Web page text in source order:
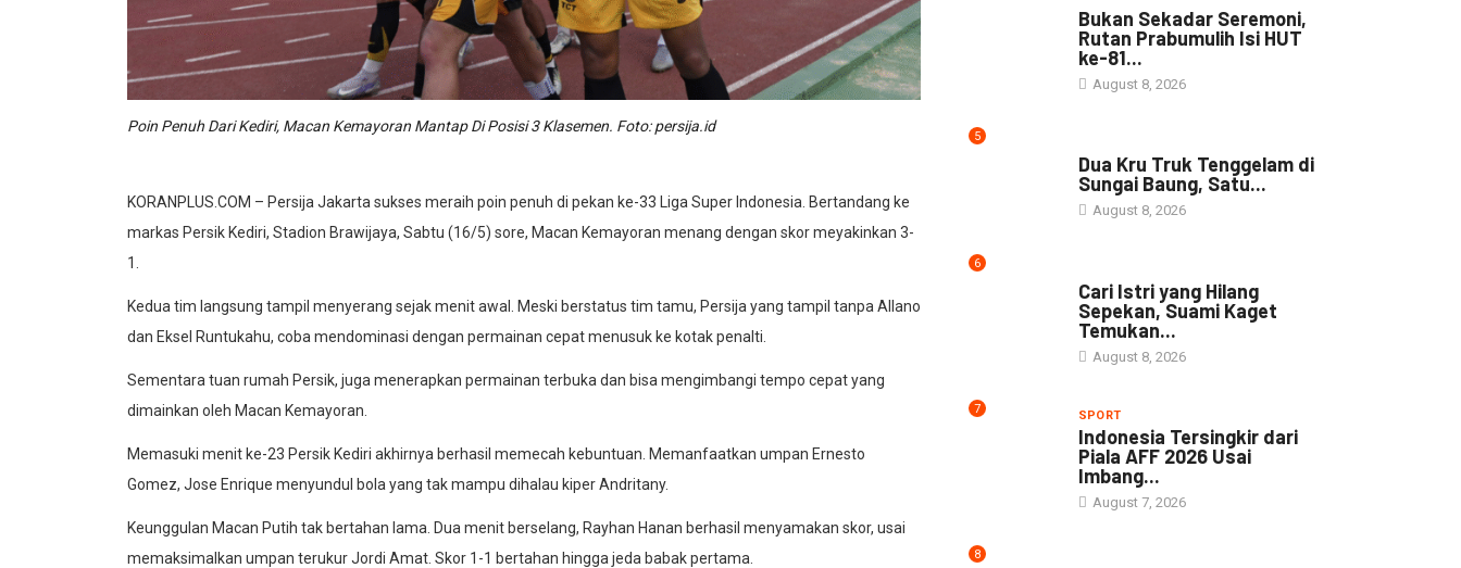
Poin Penuh Dari Kediri, Macan Kemayoran Mantap Di Posisi 3 Klasemen. Foto: persija.id
KORANPLUS.COM – Persija Jakarta sukses meraih poin penuh di pekan ke-33 Liga Super Indonesia. Bertandang ke
markas Persik Kediri, Stadion Brawijaya, Sabtu (16/5) sore, Macan Kemayoran menang dengan skor meyakinkan 3-
1.
Kedua tim langsung tampil menyerang sejak menit awal. Meski berstatus tim tamu, Persija yang tampil tanpa Allano
dan Eksel Runtukahu, coba mendominasi dengan permainan cepat menusuk ke kotak penalti.
Sementara tuan rumah Persik, juga menerapkan permainan terbuka dan bisa mengimbangi tempo cepat yang
dimainkan oleh Macan Kemayoran.
Memasuki menit ke-23 Persik Kediri akhirnya berhasil memecah kebuntuan. Memanfaatkan umpan Ernesto
Gomez, Jose Enrique menyundul bola yang tak mampu dihalau kiper Andritany.
Keunggulan Macan Putih tak bertahan lama. Dua menit berselang, Rayhan Hanan berhasil menyamakan skor, usai
memaksimalkan umpan terukur Jordi Amat. Skor 1-1 bertahan hingga jeda babak pertama.
Bukan Sekadar Seremoni,
Rutan Prabumulih Isi HUT
ke-81...
August 8, 2026
5
Dua Kru Truk Tenggelam di
Sungai Baung, Satu...
August 8, 2026
6
Cari Istri yang Hilang
Sepekan, Suami Kaget
Temukan...
August 8, 2026
7 SPORT
Indonesia Tersingkir dari
Piala AFF 2026 Usai
Imbang...
August 7, 2026
8